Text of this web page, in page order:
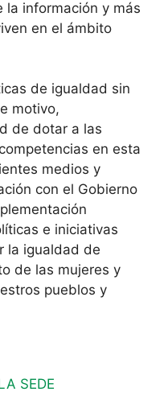
la información y más
en el ámbito
de igualdad sin
motivo,
de dotar a las
en esta
medios y
con el Gobierno
e iniciativas
la igualdad de
de las mujeres y
pueblos y
SEDE